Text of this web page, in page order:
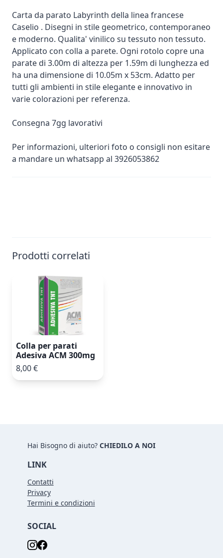
Carta da parato Labyrinth della linea francese
Caselio . Disegni in stile geometrico, contemporaneo
e moderno. Qualita' vinilico su tessuto non tessuto.
Applicato con colla a parete. Ogni rotolo copre una
parate di 3.00m di altezza per 1.59m di lunghezza ed
ha una dimensione di 10.05m x 53cm. Adatto per
tutti gli ambienti in stile elegante e innovativo in
varie colorazioni per referenza.
Consegna 7gg lavorativi
Per informazioni, ulteriori foto o consigli non esitare
a mandare un whatsapp al 3926053862
Prodotti correlati
Colla per parati
Adesiva ACM 300mg
8,00 €
Hai Bisogno di aiuto? CHIEDILO A NOI
LINK
Contatti
Privacy
Termini e condizioni
SOCIAL